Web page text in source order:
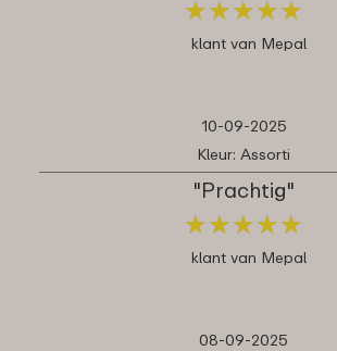
★★★★★
★★★★★
klant van Mepal
10-09-2025
Kleur: Assorti
"Prachtig"
★★★★★
★★★★★
klant van Mepal
08-09-2025